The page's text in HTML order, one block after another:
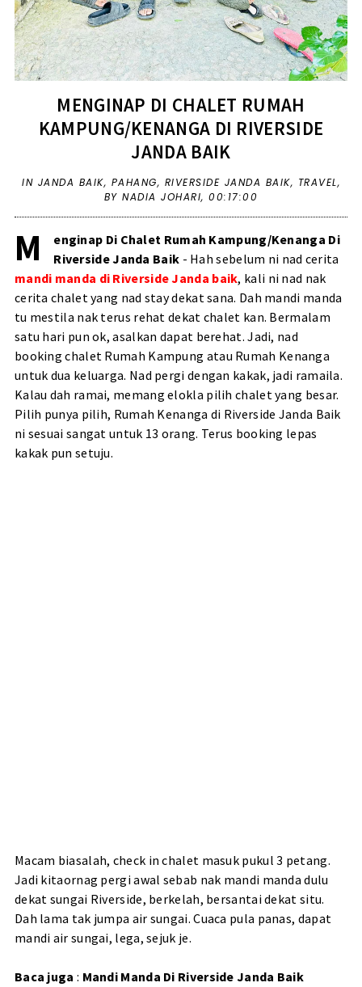
MENGINAP DI CHALET RUMAH
KAMPUNG/KENANGA DI RIVERSIDE
JANDA BAIK
IN JANDA BAIK, PAHANG, RIVERSIDE JANDA BAIK, TRAVEL,
BY NADIA JOHARI,00:17:00
M
enginap Di Chalet Rumah Kampung/Kenanga Di
Riverside Janda Baik - Hah sebelum ni nad cerita
mandi manda di Riverside Janda baik, kali ni nad nak
cerita chalet yang nad stay dekat sana. Dah mandi manda
tu mestila nak terus rehat dekat chalet kan. Bermalam
satu hari pun ok, asalkan dapat berehat. Jadi, nad
booking chalet Rumah Kampung atau Rumah Kenanga
untuk dua keluarga. Nad pergi dengan kakak, jadi ramaila.
Kalau dah ramai, memang elokla pilih chalet yang besar.
Pilih punya pilih, Rumah Kenanga di Riverside Janda Baik
ni sesuai sangat untuk 13 orang. Terus booking lepas
kakak pun setuju.
Macam biasalah, check in chalet masuk pukul 3 petang.
Jadi kitaornag pergi awal sebab nak mandi manda dulu
dekat sungai Riverside, berkelah, bersantai dekat situ.
Dah lama tak jumpa air sungai. Cuaca pula panas, dapat
mandi air sungai, lega, sejuk je.
Baca juga : Mandi Manda Di Riverside Janda Baik